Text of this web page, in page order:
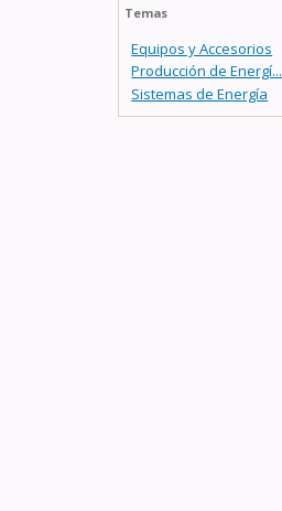
Temas
Equipos y Accesorios
Producción de Energí...
Sistemas de Energía